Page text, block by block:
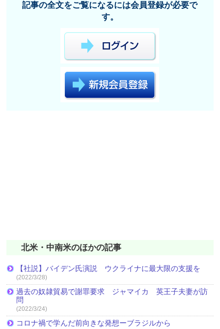
記事の全文をご覧になるには会員登録が必要で
す。
北米・中南米のほかの記事
【社説】バイデン氏演説 ウクライナに最大限の支援を
(2022/3/28)
過去の奴隷貿易で謝罪要求 ジャマイカ 英王子夫妻が訪
問
(2022/3/24)
コロナ禍で学んだ前向きな発想ーブラジルから